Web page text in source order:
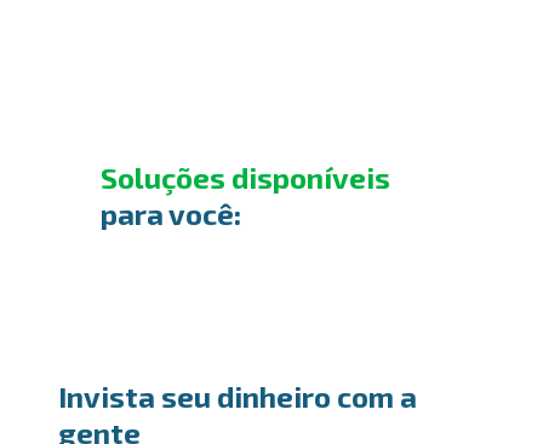
Soluções disponíveis
para você:
Invista seu dinheiro com a
gente